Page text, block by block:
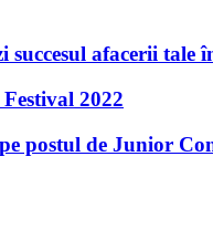
succesul afacerii tale
2022
postul de Junior